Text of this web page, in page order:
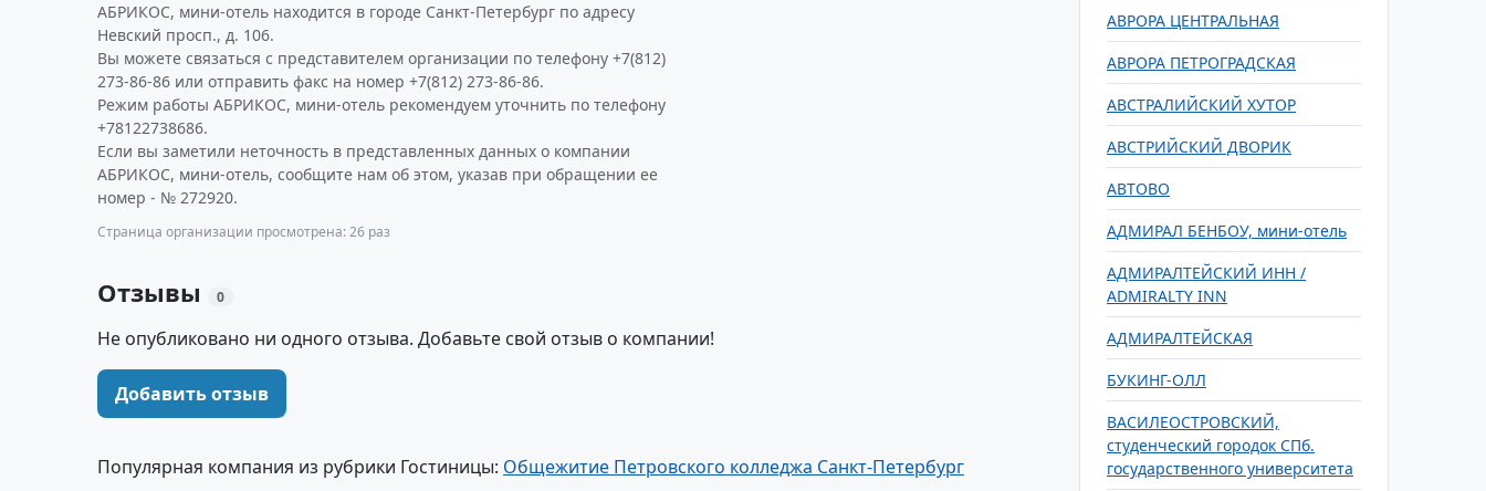
АБРИКОС, мини-отель находится в городе Санкт-Петербург по адресу
Невский просп., д. 106.
Вы можете связаться с представителем организации по телефону +7(812)
273-86-86 или отправить факс на номер +7(812) 273-86-86.
Режим работы АБРИКОС, мини-отель рекомендуем уточнить по телефону
+78122738686.
Если вы заметили неточность в представленных данных о компании
АБРИКОС, мини-отель, сообщите нам об этом, указав при обращении ее
номер - № 272920.
Страница организации просмотрена: 26 раз
Отзывы 0
Не опубликовано ни одного отзыва. Добавьте свой отзыв о компании!
Добавить отзыв
Популярная компания из рубрики Гостиницы: Общежитие Петровского колледжа Санкт-Петербург
АВРОРА ЦЕНТРАЛЬНАЯ
АВРОРА ПЕТРОГРАДСКАЯ
АВСТРАЛИЙСКИЙ ХУТОР
АВСТРИЙСКИЙ ДВОРИК
АВТОВО
АДМИРАЛ БЕНБОУ, мини-отель
АДМИРАЛТЕЙСКИЙ ИНН /
ADMIRALTY INN
АДМИРАЛТЕЙСКАЯ
БУКИНГ-ОЛЛ
ВАСИЛЕОСТРОВСКИЙ,
студенческий городок СПб.
государственного университета